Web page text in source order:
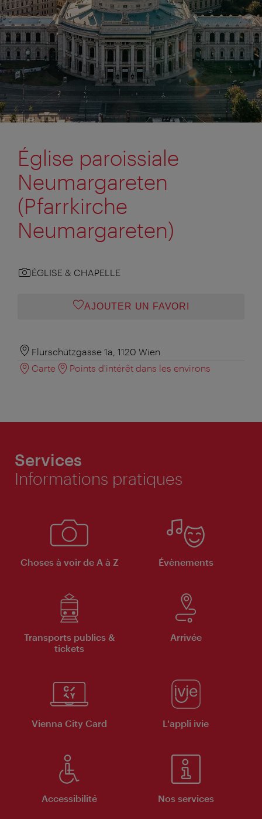
Église paroissiale
Neumargareten
(Pfarrkirche
Neumargareten)
ÉGLISE & CHAPELLE
AJOUTER UN FAVORI
Flurschützgasse 1a, 1120 Wien
Carte
Points d'intérêt dans les environs
Services
Informations pratiques
Choses à voir de A à Z Évènements
Transports publics &
tickets
Arrivée
Vienna City Card L'appli ivie
Accessibilité Nos services